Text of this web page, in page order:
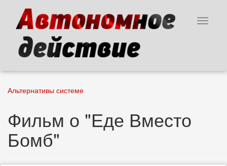
основному
содержанию
Toggle
Альтернативы системе
Фильм о "Еде Вместо
Бомб"